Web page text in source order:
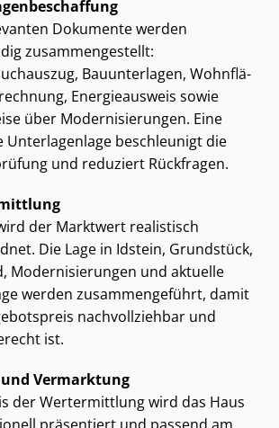
Dokumente werden
zu­sam­men­ge­stellt:
Bauunterlagen, Wohn­flä­
Energieausweis sowie
über Mo­der­ni­sie­run­gen. Eine
Unterlagenlage beschleunigt die
und reduziert Rückfragen.
der Marktwert realistisch
Die Lage in Idstein, Grundstück,
Mo­der­ni­sie­run­gen und aktuelle
werden zusammengeführt, damit
nachvollziehbar und
ist.
und Vermarktung
der Wertermittlung wird das Haus